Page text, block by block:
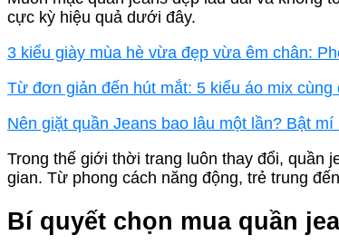
cực kỳ hiệu quả dưới đây.
3 kiểu giày mùa hè vừa đẹp vừa êm chân:
Từ đơn giản đến hút mắt: 5 kiểu áo mix
Nên giặt quần Jeans bao lâu một lần? Bật
Trong thế giới thời trang luôn thay đổi, quần
gian. Từ phong cách năng động, trẻ trung
Bí quyết chọn mua quần